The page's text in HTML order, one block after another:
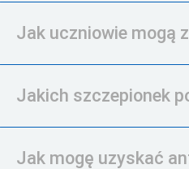
Jak uczniowie mogą
Jakich szczepionek
Jak mogę uzyskać